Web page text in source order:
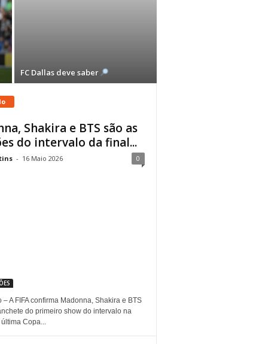
FC Dallas deve saber
Shakira e BTS são as
do intervalo da final...
- 16 Maio 2026 0
– A FIFA confirma Madonna, Shakira e BTS
do primeiro show do intervalo na
Copa...